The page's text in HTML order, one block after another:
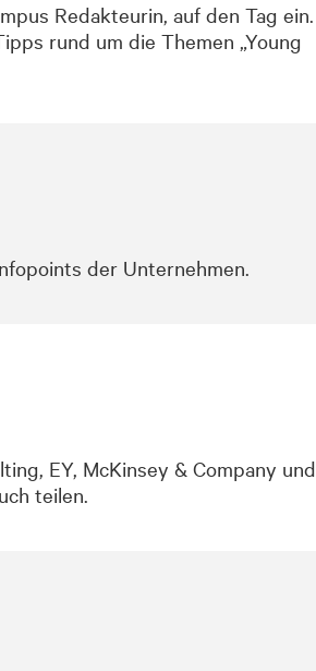
Redakteurin, auf den Tag ein.
rund um die Themen „Young
der Unternehmen.
EY, McKinsey & Company und
teilen.